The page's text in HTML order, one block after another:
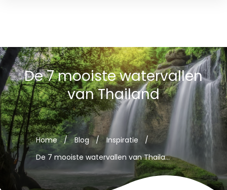
De 7 mooiste watervallen
van Thailand
Home / Blog / Inspiratie
/
De 7 mooiste watervallen van Thailand